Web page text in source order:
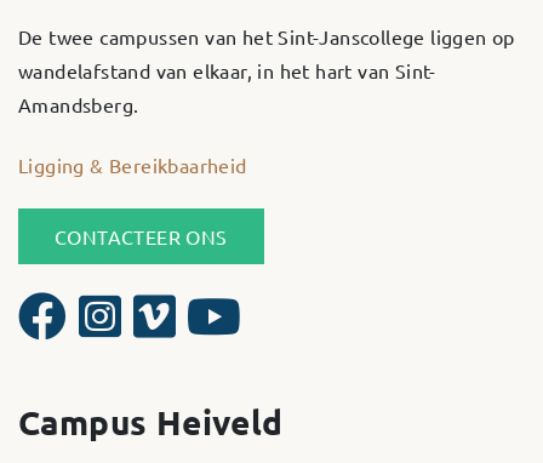
De twee campussen van het Sint-Janscollege liggen op
wandelafstand van elkaar, in het hart van Sint-
Amandsberg.
Ligging & Bereikbaarheid
CONTACTEER ONS
Campus Heiveld